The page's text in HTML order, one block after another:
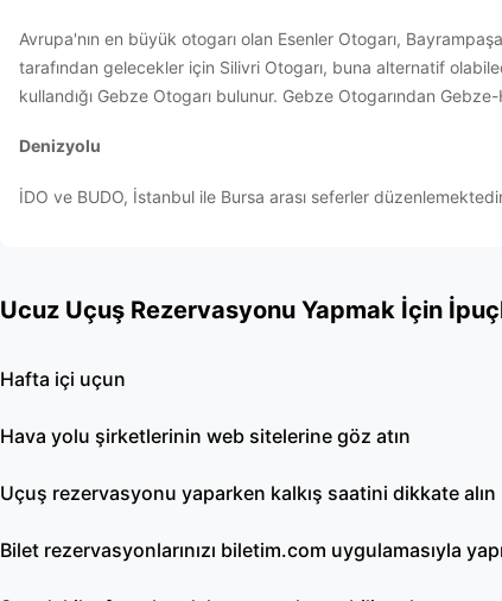
Avrupa'nın en büyük otogarı olan Esenler Otogarı,
tarafından gelecekler için Silivri Otogarı, buna alternatif
kullandığı Gebze Otogarı bulunur. Gebze Otogarından
Denizyolu
İDO ve BUDO, İstanbul ile Bursa arası seferler
Ucuz Uçuş Rezervasyonu Yapmak İçin
Hafta içi uçun
Hava yolu şirketlerinin web sitelerine göz atın
Uçuş rezervasyonu yaparken kalkış saatini dikkate alın
Bilet rezervasyonlarınızı biletim.com uygulamasıyla